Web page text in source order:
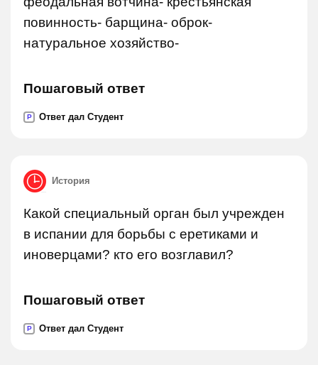
повинность- барщина- оброк-
натуральное хозяйство-
Пошаговый ответ
P Ответ дал Студент
История
Какой специальный орган был учрежден
в испании для борьбы с еретиками и
иноверцами? кто его возглавил?
Пошаговый ответ
P Ответ дал Студент